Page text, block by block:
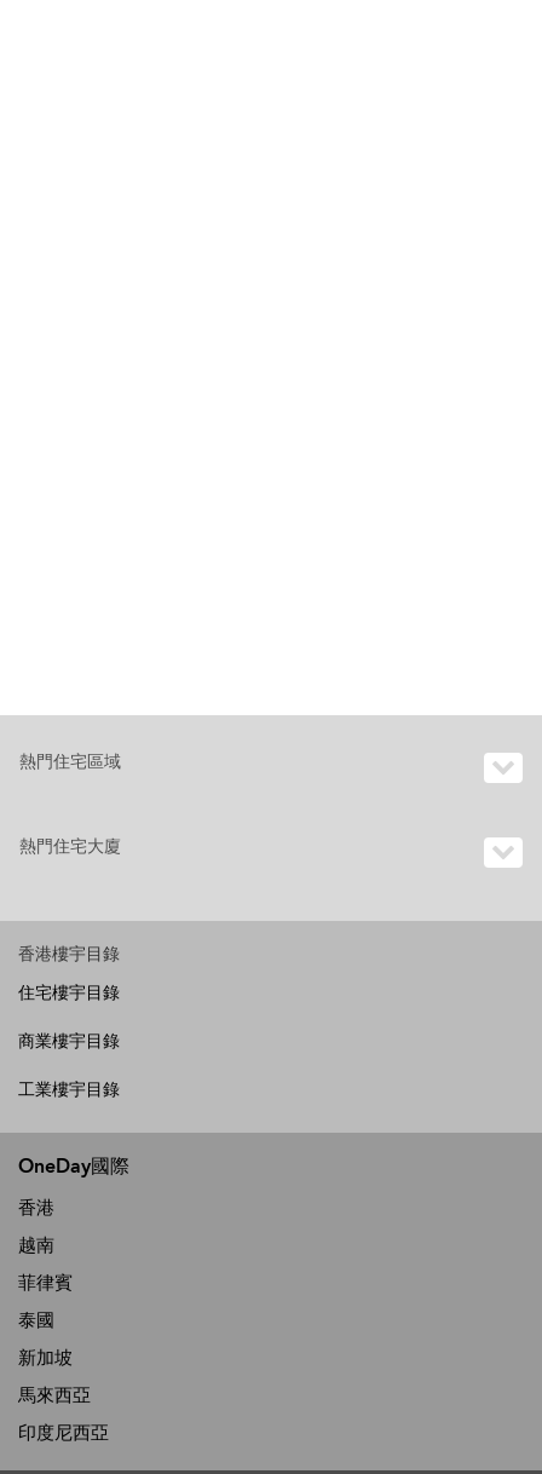
熱門住宅區域
熱門住宅大廈
香港樓宇目錄
住宅樓宇目錄
商業樓宇目錄
工業樓宇目錄
OneDay國際
香港
越南
菲律賓
泰國
新加坡
馬來西亞
印度尼西亞